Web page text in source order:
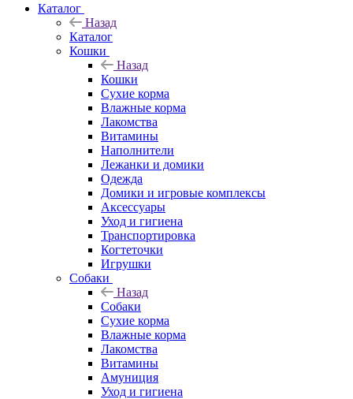
Каталог
Назад
Каталог
Кошки
Назад
Кошки
Сухие корма
Влажные корма
Лакомства
Витамины
Наполнители
Лежанки и домики
Одежда
Домики и игровые комплексы
Аксессуары
Уход и гигиена
Транспортировка
Когтеточки
Игрушки
Собаки
Назад
Собаки
Сухие корма
Влажные корма
Лакомства
Витамины
Амуниция
Уход и гигиена